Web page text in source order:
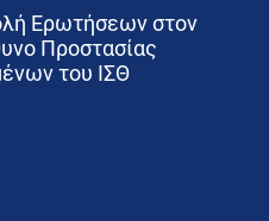
Ερωτήσεων στον
Προστασίας
του ΙΣΘ